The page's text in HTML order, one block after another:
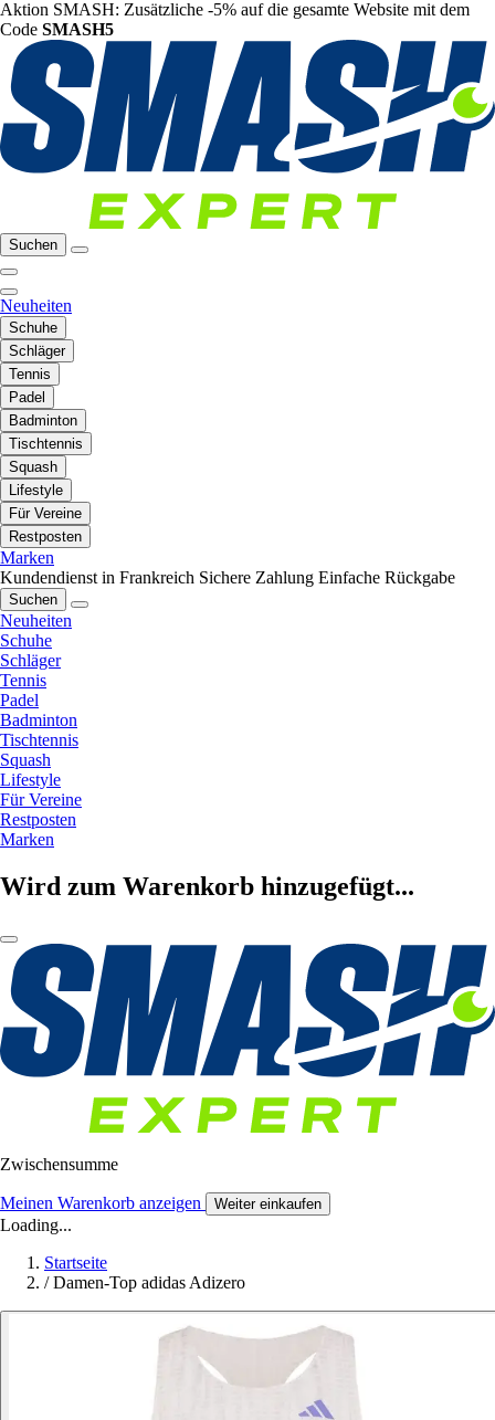
Aktion SMASH: Zusätzliche -5% auf die gesamte Website mit dem
Code SMASH5
Suchen
Neuheiten
Schuhe
Schläger
Tennis
Padel
Badminton
Tischtennis
Squash
Lifestyle
Für Vereine
Restposten
Marken
Kundendienst in Frankreich Sichere Zahlung Einfache Rückgabe
Suchen
Neuheiten
Schuhe
Schläger
Tennis
Padel
Badminton
Tischtennis
Squash
Lifestyle
Für Vereine
Restposten
Marken
Wird zum Warenkorb hinzugefügt...
Zwischensumme
Meinen Warenkorb anzeigen Weiter einkaufen
Loading...
Startseite
/ Damen-Top adidas Adizero